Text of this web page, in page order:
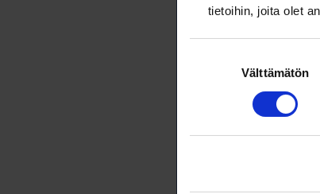
tietoihin, joita olet
Välttämätön
työ-,
arvoa
Kun